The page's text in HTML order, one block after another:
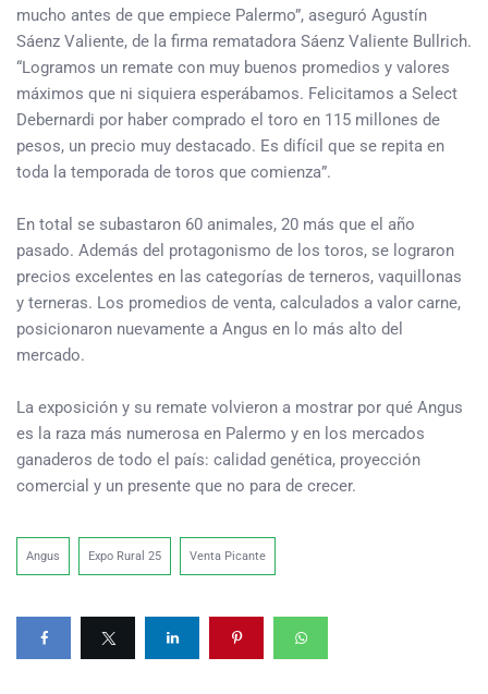
mucho antes de que empiece Palermo”, aseguró Agustín
Sáenz Valiente, de la firma rematadora Sáenz Valiente Bullrich.
“Logramos un remate con muy buenos promedios y valores
máximos que ni siquiera esperábamos. Felicitamos a Select
Debernardi por haber comprado el toro en 115 millones de
pesos, un precio muy destacado. Es difícil que se repita en
toda la temporada de toros que comienza”.
En total se subastaron 60 animales, 20 más que el año
pasado. Además del protagonismo de los toros, se lograron
precios excelentes en las categorías de terneros, vaquillonas
y terneras. Los promedios de venta, calculados a valor carne,
posicionaron nuevamente a Angus en lo más alto del
mercado.
La exposición y su remate volvieron a mostrar por qué Angus
es la raza más numerosa en Palermo y en los mercados
ganaderos de todo el país: calidad genética, proyección
comercial y un presente que no para de crecer.
Angus Expo Rural 25 Venta Picante